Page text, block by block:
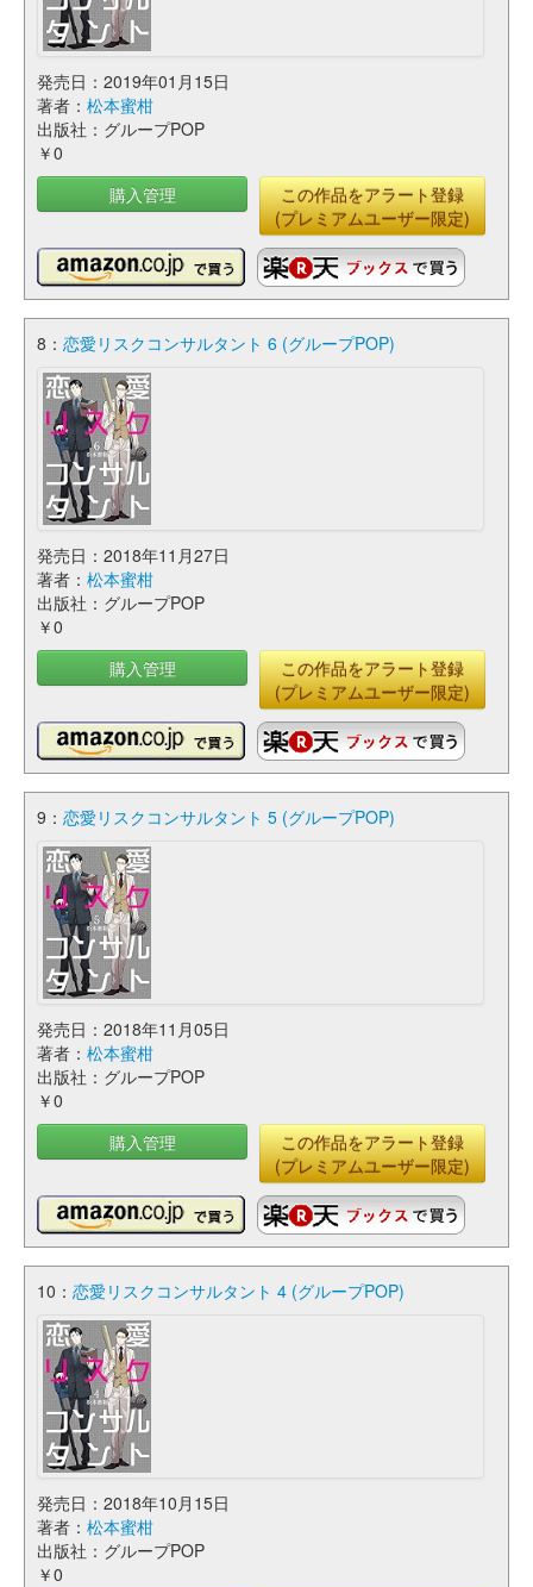
発売日：2019年01月15日
著者： 松本蜜柑
出版社：グループPOP
￥0
購入管理
この作品をアラート登録
(プレミアムユーザー限定)
8： 恋愛リスクコンサルタント 6 (グループPOP)
発売日：2018年11月27日
著者： 松本蜜柑
出版社：グループPOP
￥0
購入管理
この作品をアラート登録
(プレミアムユーザー限定)
9： 恋愛リスクコンサルタント 5 (グループPOP)
発売日：2018年11月05日
著者： 松本蜜柑
出版社：グループPOP
￥0
購入管理
この作品をアラート登録
(プレミアムユーザー限定)
10： 恋愛リスクコンサルタント 4 (グループPOP)
発売日：2018年10月15日
著者： 松本蜜柑
出版社：グループPOP
￥0